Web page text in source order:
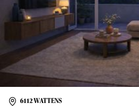
6112 WATTENS